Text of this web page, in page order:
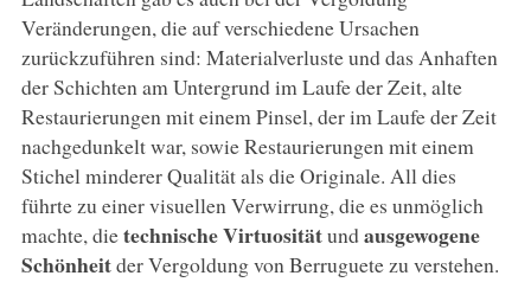
Veränderungen, die auf verschiedene Ursachen
zurückzuführen sind: Materialverluste und das Anhaften
der Schichten am Untergrund im Laufe der Zeit, alte
Restaurierungen mit einem Pinsel, der im Laufe der Zeit
nachgedunkelt war, sowie Restaurierungen mit einem
Stichel minderer Qualität als die Originale. All dies
führte zu einer visuellen Verwirrung, die es unmöglich
machte, dietechnische Virtuositätundausgewogene
Schönheitder Vergoldung von Berruguete zu verstehen.